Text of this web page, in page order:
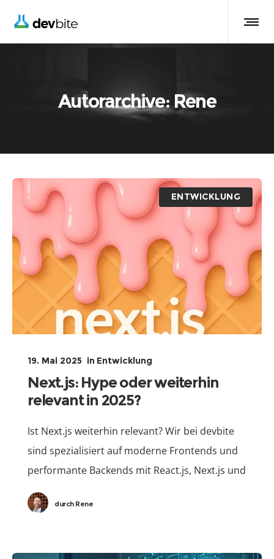
Autorarchive: Rene
ENTWICKLUNG
19. Mai 2025 in Entwicklung
Next.js: Hype oder weiterhin
relevant in 2025?
Ist Next.js weiterhin relevant? Wir bei devbite
sind spezialisiert auf moderne Frontends und
performante Backends mit React.js, Next.js und
Node.js. In den vergangenen Jahren intensiv
diskutiert, stellt sich die Frage,
durchRene